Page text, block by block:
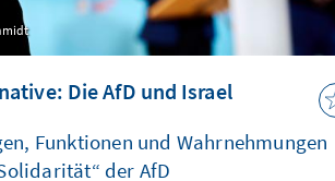
Die AfD und Israel
Funktionen und Wahrnehmungen
der AfD